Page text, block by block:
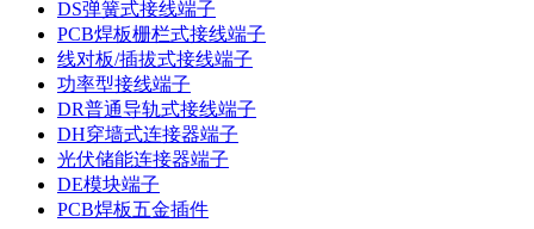
DS弹簧式接线端子
PCB焊板栅栏式接线端子
线对板/插拔式接线端子
功率型接线端子
DR普通导轨式接线端子
DH穿墙式连接器端子
光伏储能连接器端子
DE模块端子
PCB焊板五金插件